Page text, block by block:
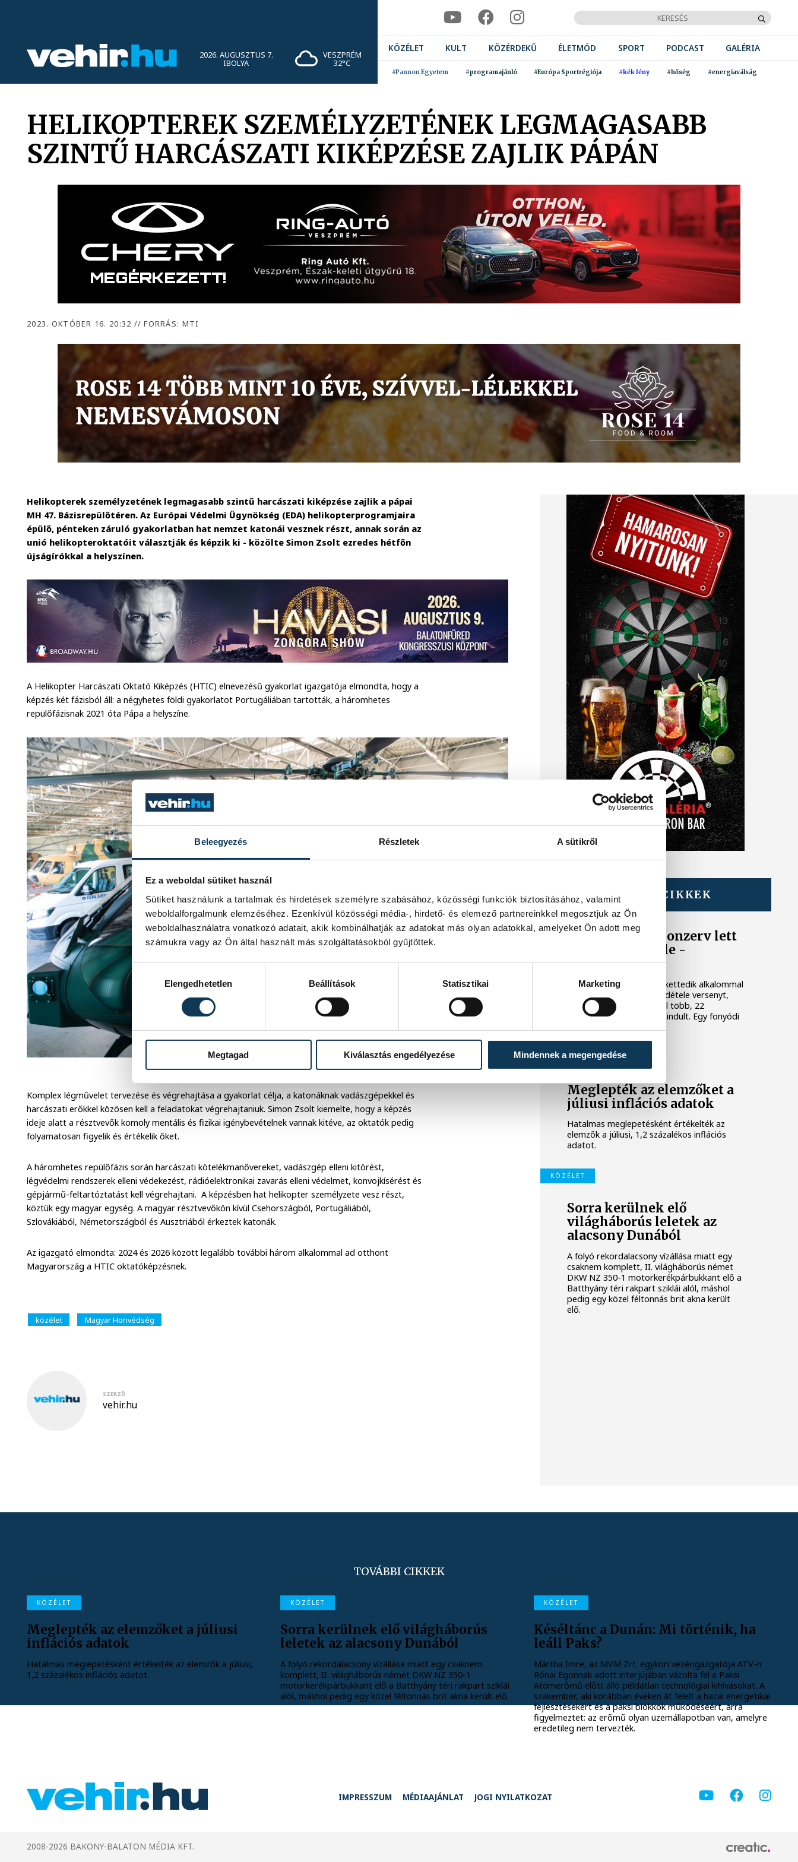
Beleegyezés Részletek A sütikről
Ez a weboldal sütiket használ
Sütiket használunk a tartalmak és hirdetések személyre szabásához, közösségi funkciók biztosításához, valamint
weboldalforgalmunk elemzéséhez. Ezenkívül közösségi média-, hirdető- és elemező partnereinkkel megosztjuk az Ön
weboldalhasználatra vonatkozó adatait, akik kombinálhatják az adatokat más olyan adatokkal, amelyeket Ön adott meg
számukra vagy az Ön által használt más szolgáltatásokból gyűjtöttek.
Hozzájárulás kiválasztása
Elengedhetetlen
Beállítások Statisztikai Marketing
Megtagad Kiválasztás engedélyezése Mindennek a megengedése
2026. AUGUSZTUS 7.
IBOLYA
VESZPRÉM
32°C
KÖZÉLET KULT KÖZÉRDEKŰ ÉLETMÓD SPORT PODCAST GALÉRIA
#Pannon Egyetem #programajánló #Európa Sportrégiója #kék fény #hőség #energiaválság
HELIKOPTEREK SZEMÉLYZETÉNEK LEGMAGASABB
SZINTŰ HARCÁSZATI KIKÉPZÉSE ZAJLIK PÁPÁN
2023. OKTÓBER 16. 20:32 // FORRÁS: MTI
Helikopterek személyzetének legmagasabb szintű harcászati kiképzése zajlik a pápai
MH 47. Bázisrepülőtéren. Az Európai Védelmi Ügynökség (EDA) helikopterprogramjaira
épülő, pénteken záruló gyakorlatban hat nemzet katonái vesznek részt, annak során az
unió helikopteroktatóit választják és képzik ki - közölte Simon Zsolt ezredes hétfőn
újságírókkal a helyszínen.
A Helikopter Harcászati Oktató Kiképzés (HTIC) elnevezésű gyakorlat igazgatója elmondta, hogy a
képzés két fázisból áll: a négyhetes földi gyakorlatot Portugáliában tartották, a háromhetes
repülőfázisnak 2021 óta Pápa a helyszíne.
Komplex légművelet tervezése és végrehajtása a gyakorlat célja, a katonáknak vadászgépekkel és
harcászati erőkkel közösen kell a feladatokat végrehajtaniuk. Simon Zsolt kiemelte, hogy a képzés
ideje alatt a résztvevők komoly mentális és fizikai igénybevételnek vannak kitéve, az oktatók pedig
folyamatosan figyelik és értékelik őket.
A háromhetes repülőfázis során harcászati kötelékmanővereket, vadászgép elleni kitörést,
légvédelmi rendszerek elleni védekezést, rádióelektronikai zavarás elleni védelmet, konvojkísérést és
gépjármű-feltartóztatást kell végrehajtani. A képzésben hat helikopter személyzete vesz részt,
köztük egy magyar egység. A magyar résztvevőkön kívül Csehországból, Portugáliából,
Szlovákiából, Németországból és Ausztriából érkeztek katonák.
Az igazgató elmondta: 2024 és 2026 között legalább további három alkalommal ad otthont
Magyarország a HTIC oktatóképzésnek.
közélet Magyar Honvédség
SZERZŐ
vehir.hu
TOVÁBBI CIKKEK
BALATON
Egy furcsa halkonzerv lett
az Év Strandétele -
mutatjuk!
A Balatoni Kör idén tizenkettedik alkalommal
hirdette meg az év strandétele versenyt,
amelyre minden eddiginél több, 22
vendéglátóhely 44 étellel indult. Egy fonyódi
KÖZÉLET
Meglepték az elemzőket a
júliusi inflációs adatok
Hatalmas meglepetésként értékelték az
elemzők a júliusi, 1,2 százalékos inflációs
adatot.
KÖZÉLET
Sorra kerülnek elő
világháborús leletek az
alacsony Dunából
A folyó rekordalacsony vízállása miatt egy
csaknem komplett, II. világháborús német
DKW NZ 350-1 motorkerékpárbukkant elő a
Batthyány téri rakpart sziklái alól, máshol
pedig egy közel féltonnás brit akna került
elő.
TOVÁBBI CIKKEK
KÖZÉLET
Meglepték az elemzőket a júliusi
inflációs adatok
Hatalmas meglepetésként értékelték az elemzők a júliusi,
1,2 százalékos inflációs adatot.
KÖZÉLET
Sorra kerülnek elő világháborús
leletek az alacsony Dunából
A folyó rekordalacsony vízállása miatt egy csaknem
komplett, II. világháborús német DKW NZ 350-1
motorkerékpárbukkant elő a Batthyány téri rakpart sziklái
alól, máshol pedig egy közel féltonnás brit akna került elő.
KÖZÉLET
Késéltánc a Dunán: Mi történik, ha
leáll Paks?
Mártha Imre, az MVM Zrt. egykori vezérigazgatója ATV-n
Rónai Egonnak adott interjújában vázolta fel a Paksi
Atomerőmű előtt álló példátlan technológiai kihívásokat. A
szakember, aki korábban éveken át felelt a hazai energetikai
fejlesztésekért és a paksi blokkok működéséért, arra
figyelmeztet: az erőmű olyan üzemállapotban van, amelyre
eredetileg nem tervezték.
IMPRESSZUM MÉDIAAJÁNLAT JOGI NYILATKOZAT
2008-2026 BAKONY-BALATON MÉDIA KFT.